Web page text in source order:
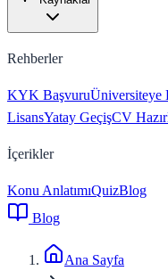
Rehberler
KYK BaşvuruÜniversiteye
LisansYatay GeçişCV
İçerikler
Konu AnlatımıQuizBlog
Blog
Ana Sayfa